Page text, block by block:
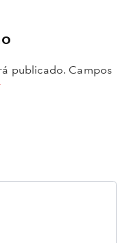
publicado. Campos